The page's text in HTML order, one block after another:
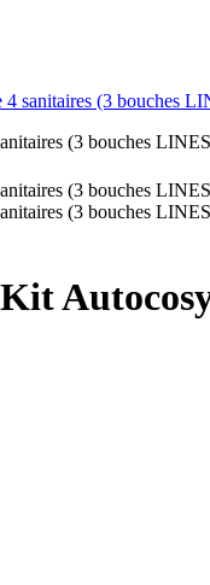
sanitaires (3 bouches